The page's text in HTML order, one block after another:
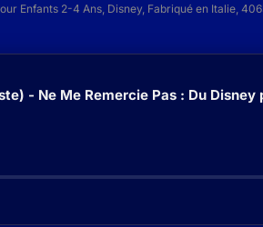
Enfants 2-4 Ans, Disney, Fabriqué en Italie,
- Ne Me Remercie Pas : Du Disney